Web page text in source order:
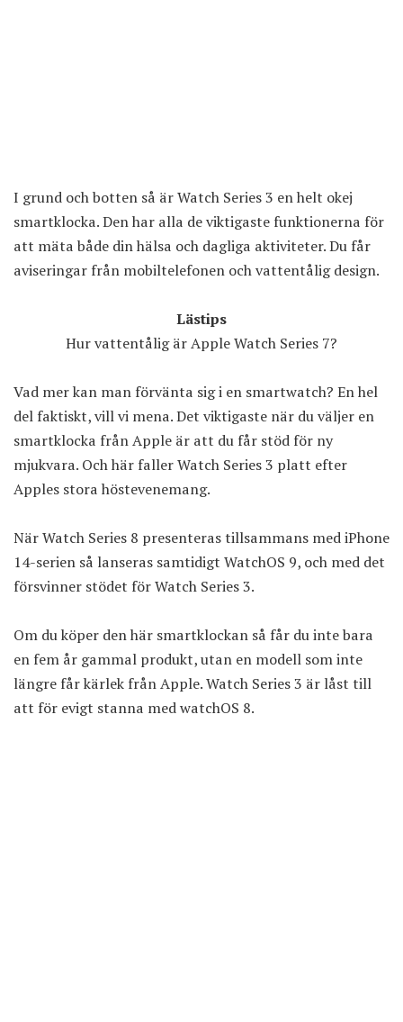
I grund och botten så är Watch Series 3 en helt okej
smartklocka. Den har alla de viktigaste funktionerna för
att mäta både din hälsa och dagliga aktiviteter. Du får
aviseringar från mobiltelefonen och vattentålig design.
Lästips
Hur vattentålig är Apple Watch Series 7?
Vad mer kan man förvänta sig i en smartwatch? En hel
del faktiskt, vill vi mena. Det viktigaste när du väljer en
smartklocka från Apple är att du får stöd för ny
mjukvara. Och här faller Watch Series 3 platt efter
Apples stora höstevenemang.
När Watch Series 8 presenteras tillsammans med iPhone
14-serien så lanseras samtidigt WatchOS 9, och med det
försvinner stödet för Watch Series 3.
Om du köper den här smartklockan så får du inte bara
en fem år gammal produkt, utan en modell som inte
längre får kärlek från Apple. Watch Series 3 är låst till
att för evigt stanna med watchOS 8.